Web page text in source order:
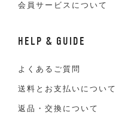
会員サービスについて
HELP & GUIDE
よくあるご質問
送料とお支払いについて
返品・交換について